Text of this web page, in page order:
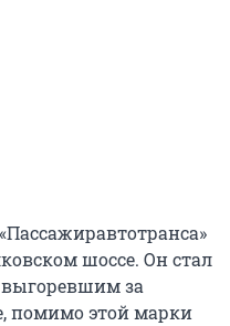
шоссе. Он стал
выгоревшим за
помимо этой марки